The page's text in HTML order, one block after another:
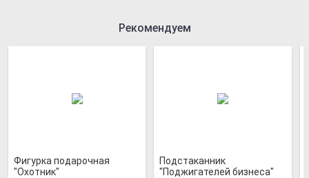
Рекомендуем
Фигурка подарочная
"Охотник"
Подстаканник
"Поджигателей бизнеса"